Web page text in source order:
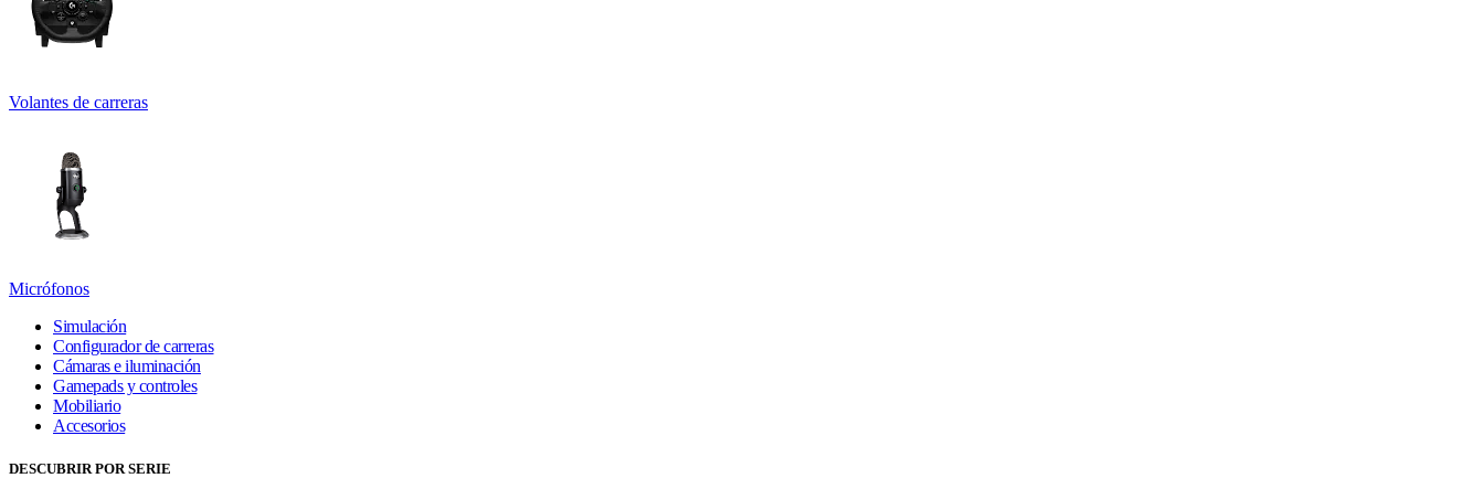
Volantes de carreras
Micrófonos
Simulación
Configurador de carreras
Cámaras e iluminación
Gamepads y controles
Mobiliario
Accesorios
DESCUBRIR POR SERIE